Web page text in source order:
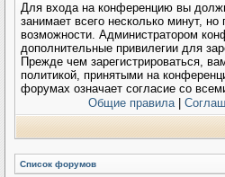
Для входа на конференцию вы
занимает всего несколько минут,
возможности. Администратором
дополнительные привилегии для
Прежде чем зарегистрироваться,
политикой, принятыми на
форумах означает согласие со
Общие правила|
Список форумов